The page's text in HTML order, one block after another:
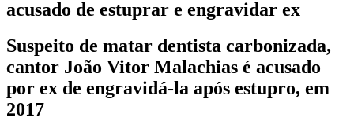
acusado de estuprar e engravidar ex
Suspeito de matar dentista carbonizada,
cantor João Vitor Malachias é acusado
por ex de engravidá-la após estupro, em
2017